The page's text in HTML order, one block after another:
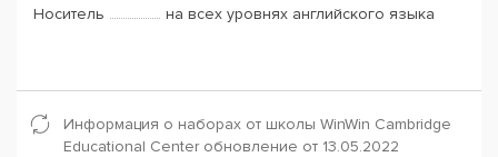
Носитель
на всех уровнях английского языка
Информация о наборах от школы WinWin Cambridge
Educational Center обновление от 13.05.2022